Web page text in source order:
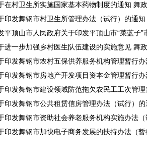
在村卫生所实施国家基本药物制度的通知 舞
印发舞钢市村卫生所管理办法（试行）的通
平顶山市人民政府关于印发平顶山市“菜蓝
进一步加强乡村医生队伍建设的实施意见 舞
印发舞钢市农村五保供养服务机构管理暂行
印发舞钢市房地产开发项目资本金管理暂行
印发舞钢市建设领域防范拖欠农民工工次管
印发舞钢市公共租赁信房管理办法（试行）
印发舞钢市资助社会养老服务机构实施办法
印发舞钢市加快电子商务发展的扶持办法（